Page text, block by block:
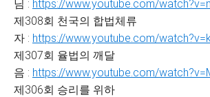
님 : https://www.youtube.com/
제308회 천국의 합법체류
자 : https://www.youtube.com/
제307회 율법의 깨달
음 : https://www.youtube.com/
제306회 승리를 위하